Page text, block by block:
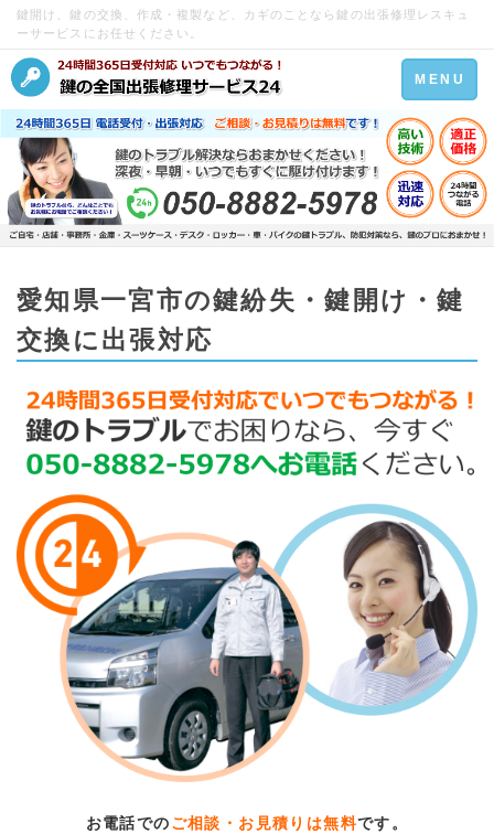
鍵開け、鍵の交換、作成・複製など、カギのことなら鍵の出張修理レスキュ
ーサービスにお任せください。
Toggle
navigation
MENU
愛知県一宮市の鍵紛失・鍵開け・鍵
交換に出張対応
お電話での ご相談・お見積りは無料です。